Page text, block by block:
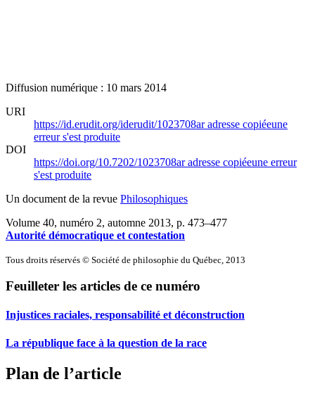
Diffusion numérique : 10 mars 2014
URI
https://id.erudit.org/iderudit/1023708aradresse copiéeune
erreur s'est produite
DOI
https://doi.org/10.7202/1023708aradresse copiéeune erreur
s'est produite
Un document de la revue Philosophiques
Volume 40, numéro 2, automne 2013, p. 473–477
Autorité démocratique et contestation
Tous droits réservés © Société de philosophie du Québec, 2013
Feuilleter les articles de ce numéro
Injustices raciales, responsabilité et déconstruction
La république face à la question de la race
Plan de l’article